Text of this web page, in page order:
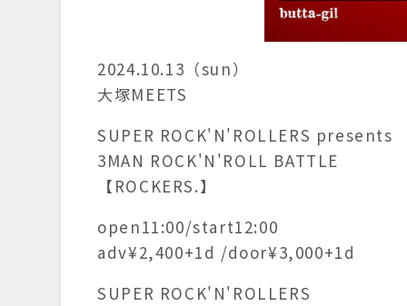
2024.10.13（sun）
大塚MEETS
SUPER ROCK'N'ROLLERS presents
3MAN ROCK'N'ROLL BATTLE
【ROCKERS.】
open11:00/start12:00
adv¥2,400+1d /door¥3,000+1d
SUPER ROCK'N'ROLLERS